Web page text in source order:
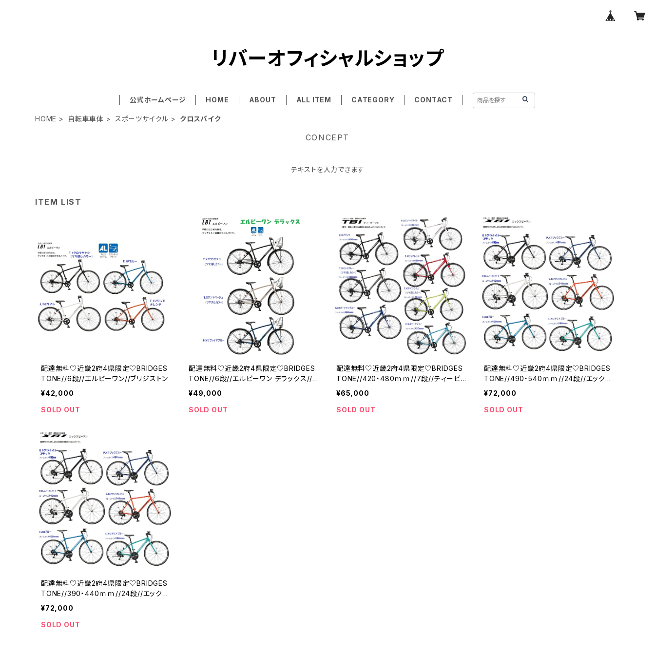
リバーオフィシャルショップ
公式ホームページ HOME ABOUT ALL ITEM CATEGORY CONTACT
HOME 自転車車体 スポーツサイクル クロスバイク
CONCEPT
テキストを入力できます
ITEM LIST
配達無料♡近畿2府4県限定♡BRIDGES
TONE//6段//エルビーワン//ブリジストン
¥42,000
SOLD OUT
配達無料♡近畿2府4県限定♡BRIDGES
TONE//6段//エルビーワン デラックス//ブ
リジストン
¥49,000
SOLD OUT
配達無料♡近畿2府4県限定♡BRIDGES
TONE//420・480ｍｍ//7段//ティービ
ーワン//ブリジストン
¥65,000
SOLD OUT
配達無料♡近畿2府4県限定♡BRIDGES
TONE//490・540ｍｍ//24段//エックス
ビーワン//ブリジストン
¥72,000
SOLD OUT
配達無料♡近畿2府4県限定♡BRIDGES
TONE//390・440ｍｍ//24段//エックス
ビーワン//ブリジストン
¥72,000
SOLD OUT